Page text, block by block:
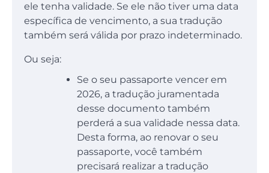
ele tenha validade. Se ele não tiver uma data
específica de vencimento, a sua tradução
também será válida por prazo indeterminado.
Ou seja:
Se o seu passaporte vencer em
2026, a tradução juramentada
desse documento também
perderá a sua validade nessa data.
Desta forma, ao renovar o seu
passaporte, você também
precisará realizar a tradução